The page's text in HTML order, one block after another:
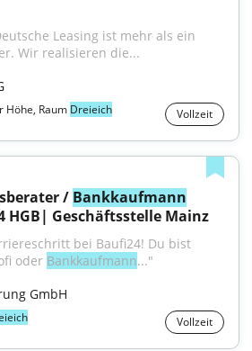
Leasing ist mehr als ein
Wir realisieren die...
Höhe, Raum Dreieich Vollzeit
/ Bankkaufmann
HGB| Geschäftsstelle Mainz
bei Baufi24! Du bist
oder Bankkaufmann..."
GmbH
Vollzeit